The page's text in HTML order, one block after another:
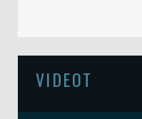
VIDEOT